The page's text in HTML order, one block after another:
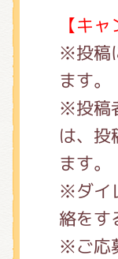
【キ
※投稿
ます。
※投稿
は、投
ます。
※ダイ
絡をす
※ご応